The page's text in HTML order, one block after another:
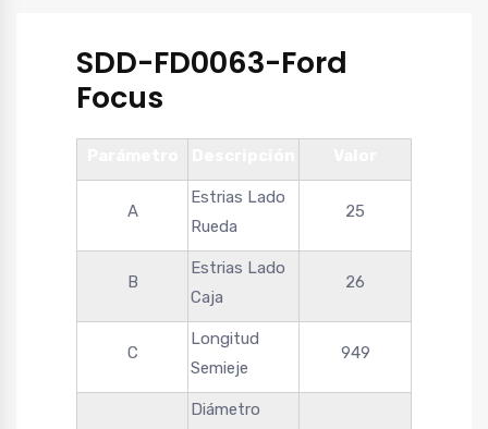
SDD-FD0063-Ford
Focus
A
Estrias Lado
Rueda
25
B
Estrias Lado
Caja
26
C
Longitud
Semieje
949
Diámetro